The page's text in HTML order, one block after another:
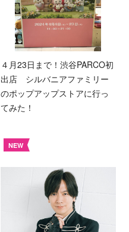
４月23日まで！渋谷PARCO初
出店 シルバニアファミリー
のポップアップストアに行っ
てみた！
NEW